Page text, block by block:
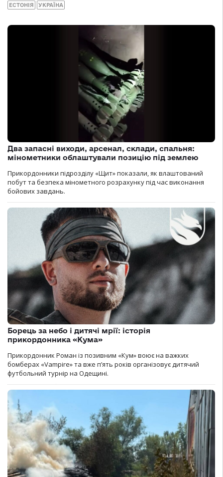
ЕСТОНІЯ УКРАЇНА
Два запасні виходи, арсенал, склади, спальня:
мінометники облаштували позицію під землею
Прикордонники підрозділу «Щит» показали, як влаштований
побут та безпека мінометного розрахунку під час виконання
бойових завдань.
Борець за небо і дитячі мрії: історія
прикордонника «Кума»
Прикордонник Роман із позивним «Кум» воює на важких
бомберах «Vampire» та вже п’ять років організовує дитячий
футбольний турнір на Одещині.